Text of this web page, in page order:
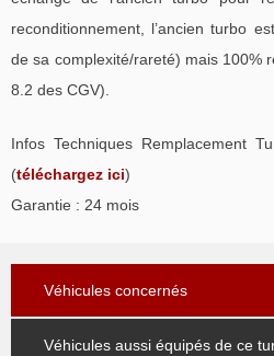
reconditionnement, l’ancien turbo
de sa complexité/rareté) mais 100%
8.2 des CGV).
Infos Techniques Remplacement
(téléchargez ici)
Garantie : 24 mois
Véhicules concernés
Véhicules aussi équipés de ce